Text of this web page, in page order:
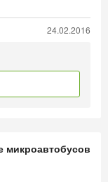
24.02.2016
микроавтобусов